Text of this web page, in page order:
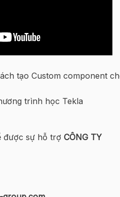
tạo Custom component
trình học Tekla
được sự hỗ trợ CÔNG TY